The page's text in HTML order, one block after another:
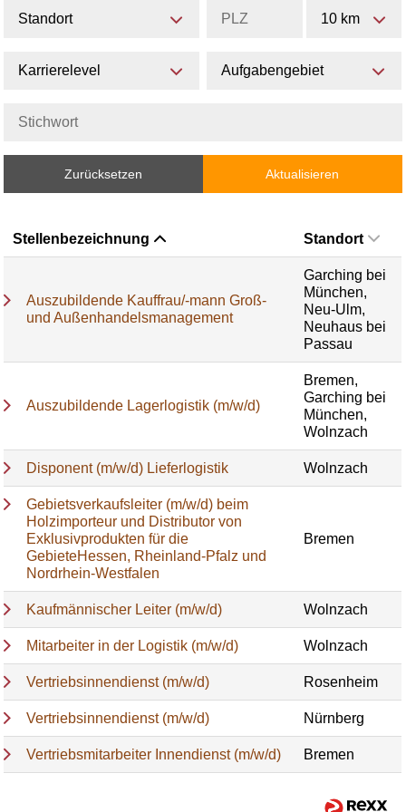
Standort 10 km
Karrierelevel Aufgabengebiet
Zurücksetzen Aktualisieren
Stellenbezeichnung Standort
Auszubildende Kauffrau/-mann Groß-
und Außenhandelsmanagement
Garching bei
München,
Neu-Ulm,
Neuhaus bei
Passau
Auszubildende Lagerlogistik (m/w/d)
Bremen,
Garching bei
München,
Wolnzach
Disponent (m/w/d) Lieferlogistik Wolnzach
Gebietsverkaufsleiter (m/w/d) beim
Holzimporteur und Distributor von
Exklusivprodukten für die
GebieteHessen, Rheinland-Pfalz und
Nordrhein-Westfalen
Bremen
Kaufmännischer Leiter (m/w/d) Wolnzach
Mitarbeiter in der Logistik (m/w/d) Wolnzach
Vertriebsinnendienst (m/w/d) Rosenheim
Vertriebsinnendienst (m/w/d) Nürnberg
Vertriebsmitarbeiter Innendienst (m/w/d) Bremen